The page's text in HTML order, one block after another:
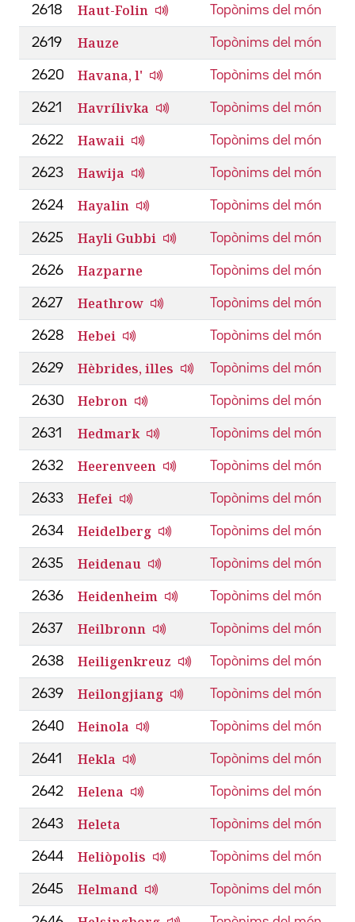
2618 Haut-Folin Topònims del món
2619 Hauze Topònims del món
2620 Havana, l' Topònims del món
2621 Havrílivka Topònims del món
2622 Hawaii Topònims del món
2623 Hawija Topònims del món
2624 Hayalin Topònims del món
2625 Hayli Gubbi Topònims del món
2626 Hazparne Topònims del món
2627 Heathrow Topònims del món
2628 Hebei Topònims del món
2629 Hèbrides, illes Topònims del món
2630 Hebron Topònims del món
2631 Hedmark Topònims del món
2632 Heerenveen Topònims del món
2633 Hefei Topònims del món
2634 Heidelberg Topònims del món
2635 Heidenau Topònims del món
2636 Heidenheim Topònims del món
2637 Heilbronn Topònims del món
2638 Heiligenkreuz Topònims del món
2639 Heilongjiang Topònims del món
2640 Heinola Topònims del món
2641 Hekla Topònims del món
2642 Helena Topònims del món
2643 Heleta Topònims del món
2644 Heliòpolis Topònims del món
2645 Helmand Topònims del món